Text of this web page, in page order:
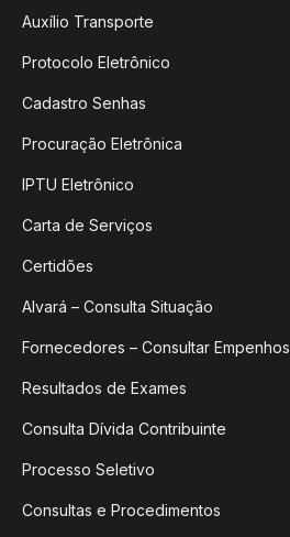
Auxílio Transporte
Protocolo Eletrônico
Cadastro Senhas
Procuração Eletrônica
IPTU Eletrônico
Carta de Serviços
Certidões
Alvará – Consulta Situação
Fornecedores – Consultar Empenhos
Resultados de Exames
Consulta Dívida Contribuinte
Processo Seletivo
Consultas e Procedimentos